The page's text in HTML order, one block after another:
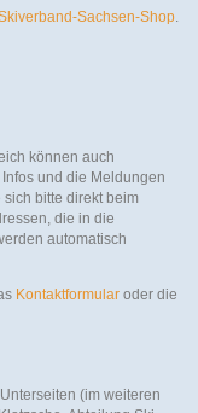
Sachsen-Shop.
können auch
und die Meldungen
bitte direkt beim
die in die
automatisch
Kontaktformular oder die
(im weiteren